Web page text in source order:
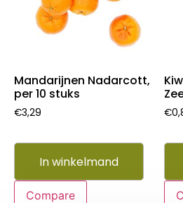
Mandarijnen Nadarcott,
per 10 stuks
€3,29
In winkelmand
Compare
€